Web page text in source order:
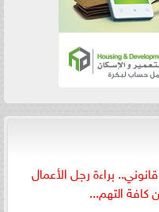
براءة رجل الأعمال
التهم...